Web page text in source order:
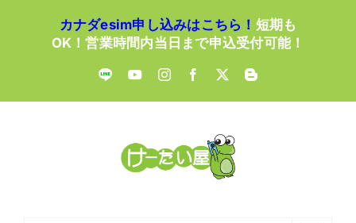
カナダesim申し込みはこちら！ 短期も
OK！営業時間内当日まで申込受付可能！
LINE YouTubeInstagramFacebook
X Blogger